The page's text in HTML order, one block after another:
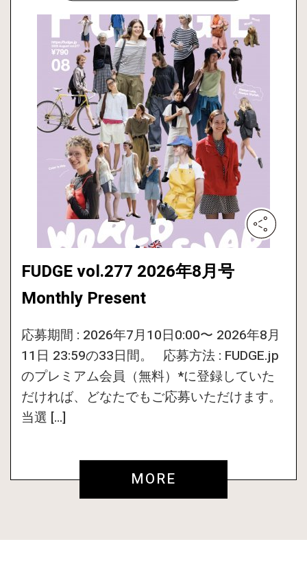
FUDGE vol.277 2026年8月号
Monthly Present
応募期間 : 2026年7月10日0:00〜 2026年8月
11日 23:59の33日間。 応募方法 : FUDGE.jp
のプレミアム会員（無料）*に登録していた
だければ、どなたでもご応募いただけます。
当選 […]
MORE